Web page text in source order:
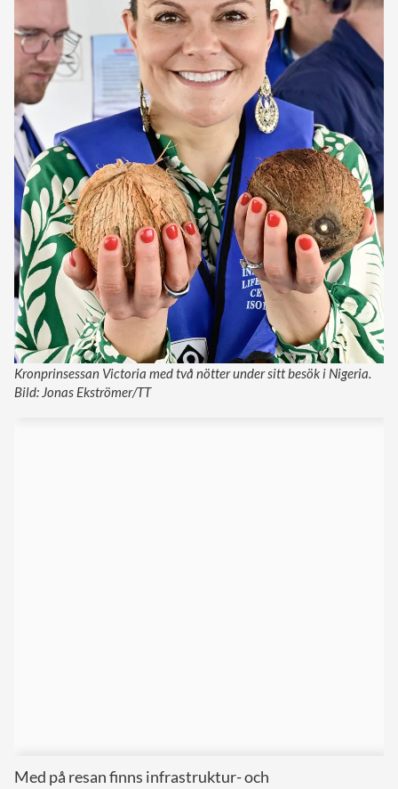
Kronprinsessan Victoria med två nötter under sitt besök i Nigeria.
Bild: Jonas Ekströmer/TT
Med på resan finns infrastruktur- och